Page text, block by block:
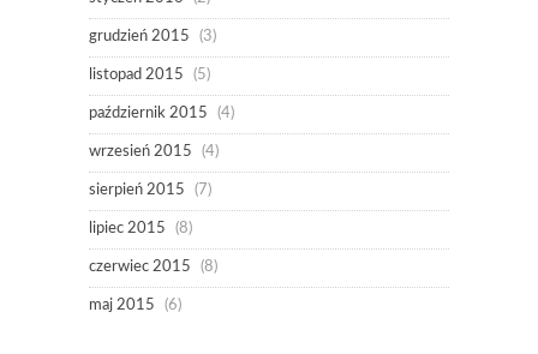
grudzień 2015 (3)
listopad 2015 (5)
październik 2015 (4)
wrzesień 2015 (4)
sierpień 2015 (7)
lipiec 2015 (8)
czerwiec 2015 (8)
maj 2015 (6)